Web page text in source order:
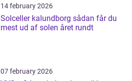
14 february 2026
Solceller kalundborg sådan får du
mest ud af solen året rundt
07 february 2026